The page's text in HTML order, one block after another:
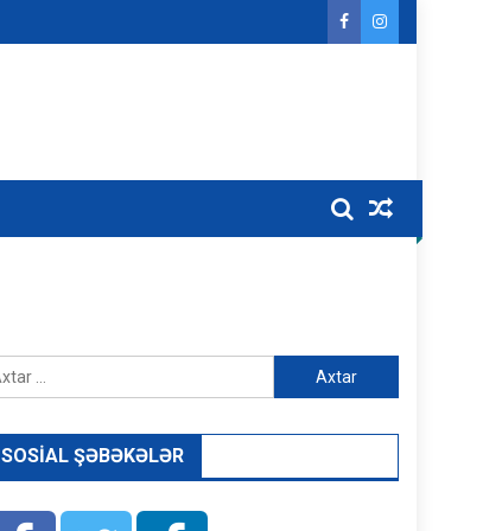
Axtarış:
SOSIAL ŞƏBƏKƏLƏR